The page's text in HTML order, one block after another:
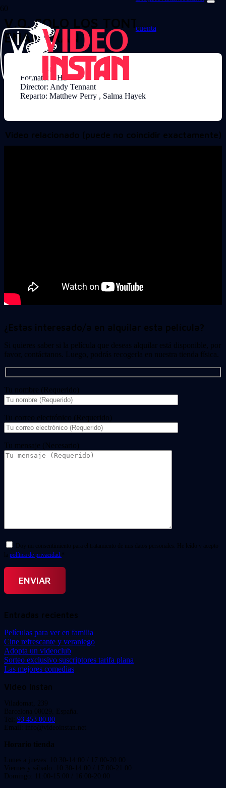
cuenta
V.O. SOLO LOS TONTOS SE
ENAMORAN
Formato: VHS
Director: Andy Tennant
Reparto: Matthew Perry , Salma Hayek
Video relacionado (puede no coincidir exactamente)
¿Estas interesado/a en alquilar esta película?
Si quieres saber si la película que deseas alquilar está disponible, por
favor, contáctanos. Luego, podrás recogerla en nuestra tienda física.
Tu nombre (Requerido)
Tu correo electrónico (Requerido)
Tu mensaje (Necesario)
Doy mi consentimiento para el tratamiento de mis datos personales. He leído y acepto
la política de privacidad. *
Entradas recientes
Películas para ver en familia
Cine refrescante y veraniego
Adopta un videoclub
Sorteo exclusivo suscriptores tarifa plana
Las mejores comedias
Video Instan
Viladomat, 239
Barcelona 08029. España.
Tel: 93 453 00 00
Email: info@videoinstan.net
Horario tienda
Lunes a jueves: 10:30-14:00 / 17:00-20:00
Viernes y sábado: 10:30-14:00 / 17:00-21:00
Domingo: 11:00-15:00 / 16:00-20:00